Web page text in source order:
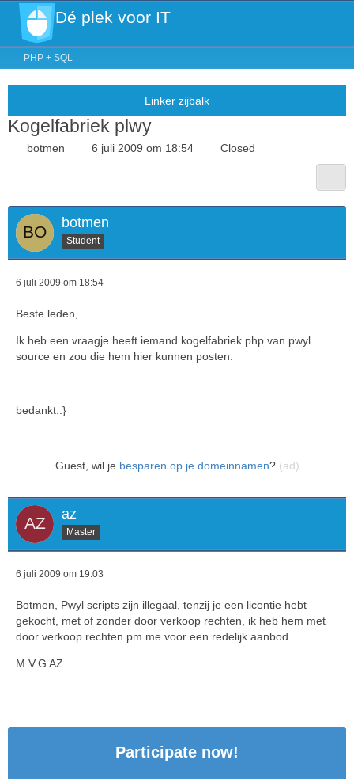
Dé plek voor IT
PHP + SQL
Kogelfabriek plwy
botmen 6 juli 2009 om 18:54 Closed
botmen
Student
6 juli 2009 om 18:54
Beste leden,
Ik heb een vraagje heeft iemand kogelfabriek.php van pwyl
source en zou die hem hier kunnen posten.
bedankt.:}
Guest, wil je besparen op je domeinnamen? (ad)
az
Master
6 juli 2009 om 19:03
Botmen, Pwyl scripts zijn illegaal, tenzij je een licentie hebt
gekocht, met of zonder door verkoop rechten, ik heb hem met
door verkoop rechten pm me voor een redelijk aanbod.
M.V.G AZ
Participate now!